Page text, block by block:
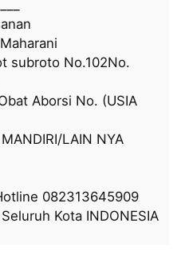
subroto No.102No.
Aborsi No. (USIA
LAIN NYA
082313645909
Kota INDONESIA